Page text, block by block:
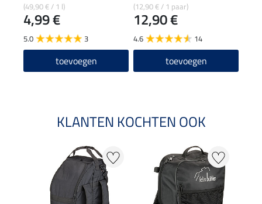
(49,90 € / 1 l)
4,99 €
5.0 3
toevoegen
(12,90 € / 1 paar)
12,90 €
4.6 14
toevoegen
KLANTEN KOCHTEN OOK